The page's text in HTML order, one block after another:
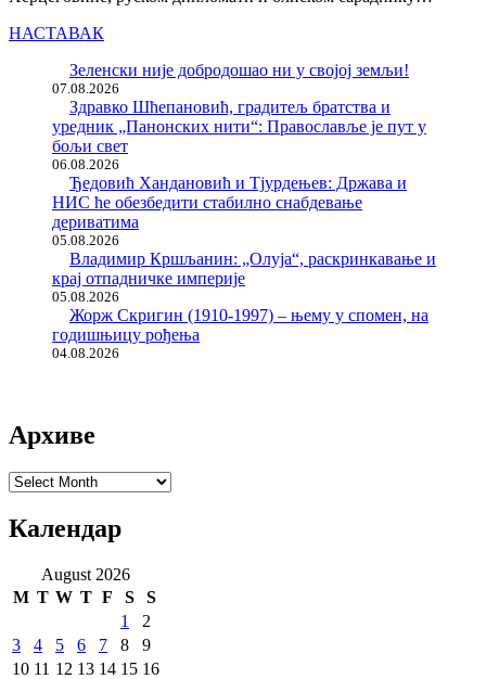
НАСТАВАК
Зеленски није добродошао ни у својој земљи!
07.08.2026
Здравко Шћепановић, градитељ братства и
уредник „Панонских нити“: Православље је пут у
бољи свет
06.08.2026
Ђедовић Хандановић и Тјурдењев: Држава и
НИС ће обезбедити стабилно снабдевање
дериватима
05.08.2026
Владимир Кршљанин: „Олуја“, раскринкавање и
крај отпадничке империје
05.08.2026
Жорж Скригин (1910-1997) – њему у спомен, на
годишњицу рођења
04.08.2026
Архиве
Архиве
Календар
August 2026
M T W T F S
S
1
2
3
4 5 6 7 8
9
10 11 12 13 14 15 16